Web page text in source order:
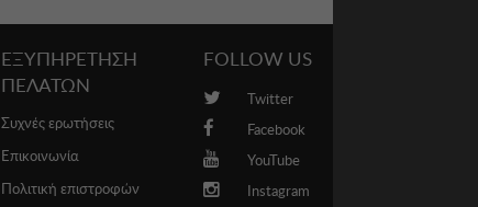
ΕΞΥΠΗΡΕΤΗΣΗ
ΠΕΛΑΤΩΝ
Συχνές ερωτήσεις
Επικοινωνία
Πολιτική επιστροφών
FOLLOW US
Twitter
Facebook
YouTube
Instagram